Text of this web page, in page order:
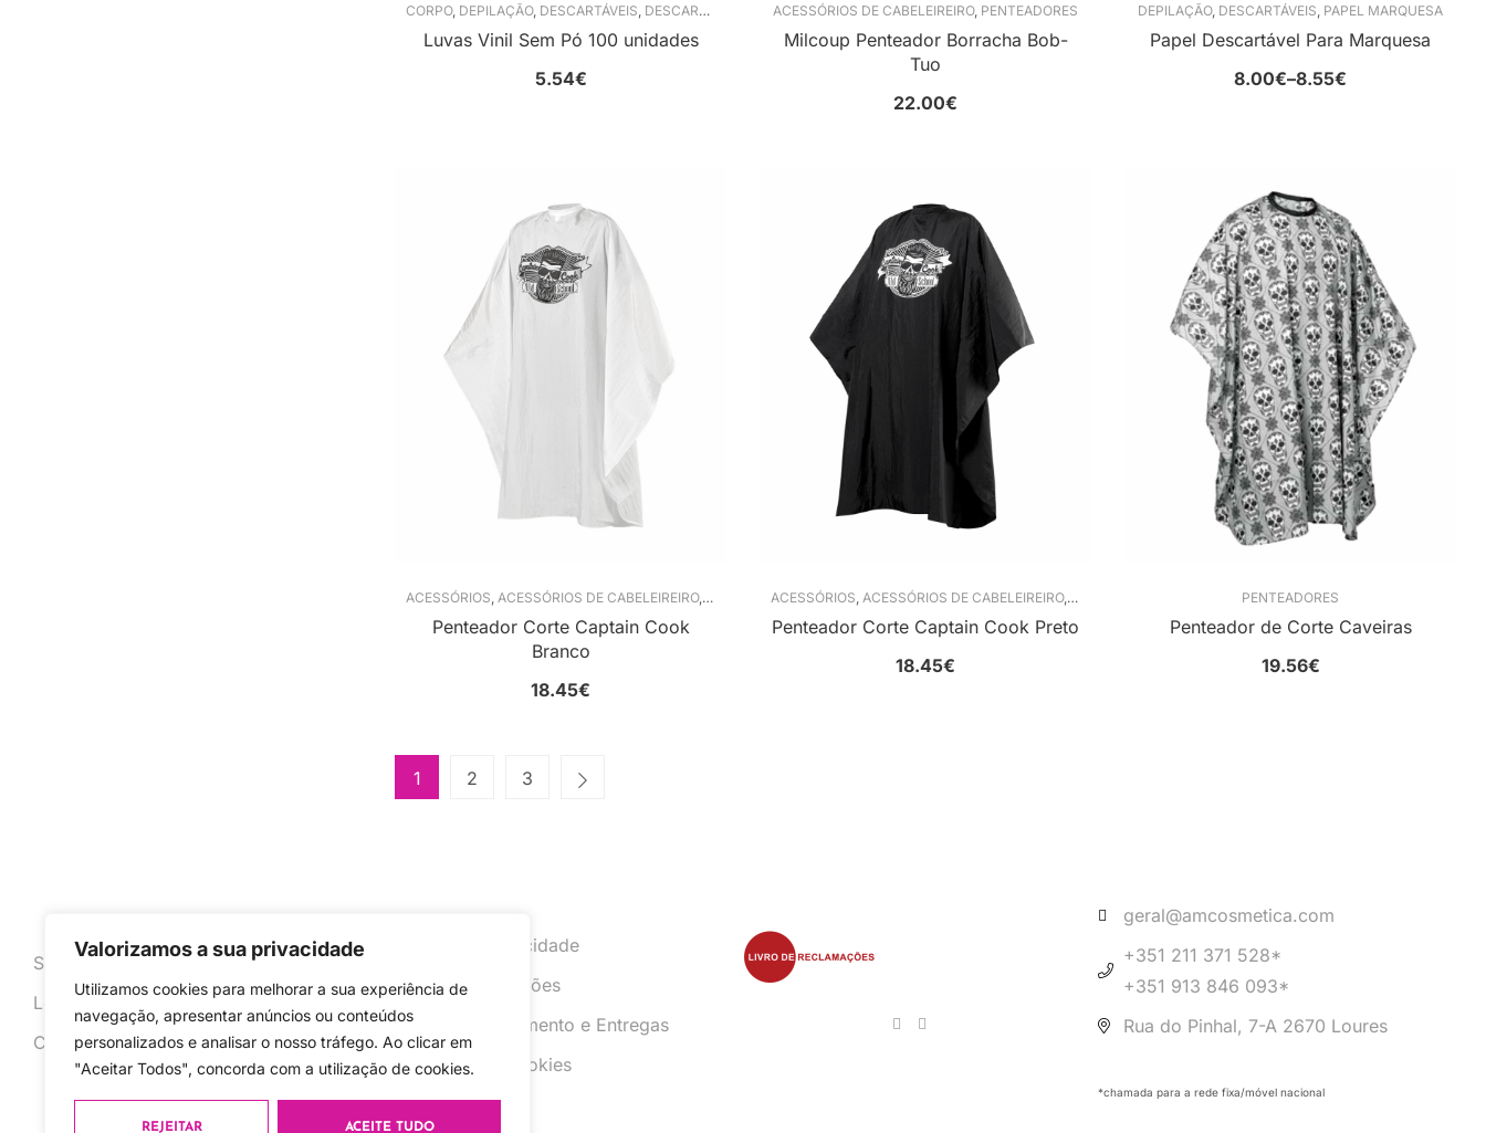
Valorizamos a sua privacidade
Utilizamos cookies para melhorar a sua experiência de
navegação, apresentar anúncios ou conteúdos
personalizados e analisar o nosso tráfego. Ao clicar em
"Aceitar Todos", concorda com a utilização de cookies.
REJEITAR ACEITE TUDO
CORPO, DEPILAÇÃO, DESCARTÁVEIS, DESCARTÁVEIS LUVAS DESCARTÁVEIS,UNHAS
Luvas Vinil Sem Pó 100 unidades
5.54€
ACESSÓRIOS DE CABELEIREIRO, PENTEADORES
Milcoup Penteador Borracha Bob-
Tuo
22.00€
DEPILAÇÃO, DESCARTÁVEIS, PAPEL MARQUESA
Papel Descartável Para Marquesa
8.00€–8.55€
ACESSÓRIOS, ACESSÓRIOS DE CABELEIREIRO, PENTEADORES
Penteador Corte Captain Cook
Branco
18.45€
ACESSÓRIOS, ACESSÓRIOS DE CABELEIREIRO, PENTEADORES
Penteador Corte Captain Cook Preto
18.45€
PENTEADORES
Penteador de Corte Caveiras
19.56€
1 2 3
Sobre
Loja
Contacto
Política de Privacidade
Termos e Condições
Formas de Pagamento e Entregas
Utilização de Cookies
geral@amcosmetica.com
+351 211 371 528*
+351 913 846 093*
Rua do Pinhal, 7-A 2670 Loures
*chamada para a rede fixa/móvel nacional